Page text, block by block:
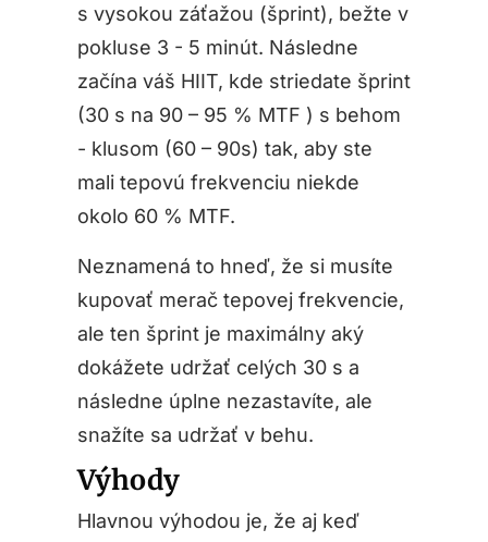
s vysokou záťažou (šprint), bežte v
pokluse 3 - 5 minút. Následne
začína váš HIIT, kde striedate šprint
(30 s na 90 – 95 % MTF ) s behom
- klusom (60 – 90s) tak, aby ste
mali tepovú frekvenciu niekde
okolo 60 % MTF.
Neznamená to hneď, že si musíte
kupovať merač tepovej frekvencie,
ale ten šprint je maximálny aký
dokážete udržať celých 30 s a
následne úplne nezastavíte, ale
snažíte sa udržať v behu.
Výhody
Hlavnou výhodou je, že aj keď